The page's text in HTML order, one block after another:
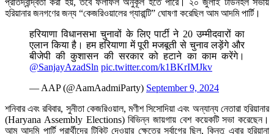
হরিয়ানার জনগণের জন্য “কেজরিওয়ালের গ্যারান্টি” ঘোষণা করেছিল আম আদমি পার্টি।
हरियाणा विधानसभा चुनावों के लिए पार्टी ने 20 उम्मीदवारों का
एलान किया है। हम हरियाणा में पूरी मजबूती से चुनाव लड़ेंगे और
बीजेपी की कुशासन की सरकार को हटाने का काम करेंगे।
@SanjayAzadSln pic.twitter.com/k1BKrIMJkv
— AAP (@AamAadmiParty) September 9, 2024
শনিবার এবং রবিবার, সুনীতা কেজরিওয়াল, মণীশ সিসোদিয়া এবং অন্যান্য নেতারা হরিয়ানার
(Haryana Assembly Elections) বিভিন্ন জায়গায় বেশ কয়েকটি সভা করেছেন।
আম আদমি পার্টি প্রার্থীদের টিকিট দেওয়ার ক্ষেত্রে সর্বাগ্রে ছিল, কিন্তু এবার হরিয়ানা